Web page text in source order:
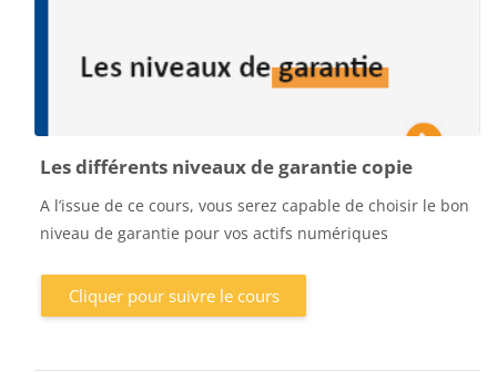
Les différents niveaux de garantie copie
A l’issue de ce cours, vous serez capable de choisir le bon
niveau de garantie pour vos actifs numériques
Cliquer pour suivre le cours